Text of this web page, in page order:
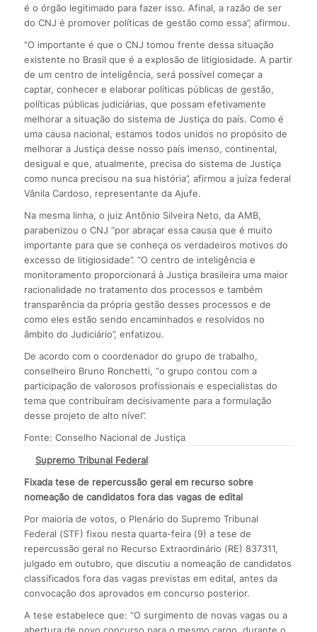
é o órgão legitimado para fazer isso. Afinal, a razão de ser
do CNJ é promover políticas de gestão como essa”, afirmou.
“O importante é que o CNJ tomou frente dessa situação
existente no Brasil que é a explosão de litigiosidade. A partir
de um centro de inteligência, será possível começar a
captar, conhecer e elaborar políticas públicas de gestão,
políticas públicas judiciárias, que possam efetivamente
melhorar a situação do sistema de Justiça do país. Como é
uma causa nacional, estamos todos unidos no propósito de
melhorar a Justiça desse nosso país imenso, continental,
desigual e que, atualmente, precisa do sistema de Justiça
como nunca precisou na sua história”, afirmou a juíza federal
Vânila Cardoso, representante da Ajufe.
Na mesma linha, o juiz Antônio Silveira Neto, da AMB,
parabenizou o CNJ “por abraçar essa causa que é muito
importante para que se conheça os verdadeiros motivos do
excesso de litigiosidade”. “O centro de inteligência e
monitoramento proporcionará à Justiça brasileira uma maior
racionalidade no tratamento dos processos e também
transparência da própria gestão desses processos e de
como eles estão sendo encaminhados e resolvidos no
âmbito do Judiciário”, enfatizou.
De acordo com o coordenador do grupo de trabalho,
conselheiro Bruno Ronchetti, “o grupo contou com a
participação de valorosos profissionais e especialistas do
tema que contribuíram decisivamente para a formulação
desse projeto de alto nível”.
Fonte: Conselho Nacional de Justiça
Supremo Tribunal Federal
Fixada tese de repercussão geral em recurso sobre
nomeação de candidatos fora das vagas de edital
Por maioria de votos, o Plenário do Supremo Tribunal
Federal (STF) fixou nesta quarta-feira (9) a tese de
repercussão geral no Recurso Extraordinário (RE) 837311,
julgado em outubro, que discutiu a nomeação de candidatos
classificados fora das vagas previstas em edital, antes da
convocação dos aprovados em concurso posterior.
A tese estabelece que: “O surgimento de novas vagas ou a